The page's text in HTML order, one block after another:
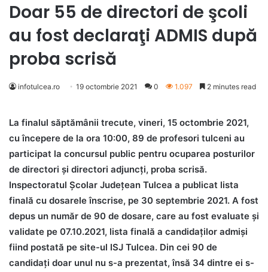
Doar 55 de directori de şcoli
au fost declaraţi ADMIS după
proba scrisă
infotulcea.ro 19 octombrie 2021 0 1.097 2 minutes read
La finalul săptămânii trecute, vineri, 15 octombrie 2021,
cu începere de la ora 10:00, 89 de profesori tulceni au
participat la concursul public pentru ocuparea posturilor
de directori și directori adjuncți, proba scrisă.
Inspectoratul Școlar Județean Tulcea a publicat lista
finală cu dosarele înscrise, pe 30 septembrie 2021. A fost
depus un număr de 90 de dosare, care au fost evaluate și
validate pe 07.10.2021, lista finală a candidaților admiși
fiind postată pe site-ul ISJ Tulcea. Din cei 90 de
candidaţi doar unul nu s-a prezentat, însă 34 dintre ei s-